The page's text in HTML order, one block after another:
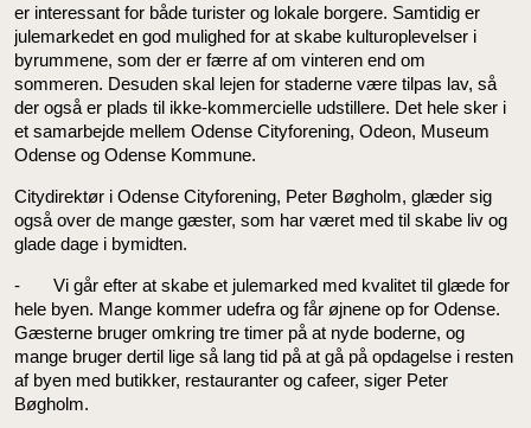
er interessant for både turister og lokale borgere. Samtidig er
julemarkedet en god mulighed for at skabe kulturoplevelser i
byrummene, som der er færre af om vinteren end om
sommeren. Desuden skal lejen for staderne være tilpas lav, så
der også er plads til ikke-kommercielle udstillere. Det hele sker i
et samarbejde mellem Odense Cityforening, Odeon, Museum
Odense og Odense Kommune.
Citydirektør i Odense Cityforening, Peter Bøgholm, glæder sig
også over de mange gæster, som har været med til skabe liv og
glade dage i bymidten.
- Vi går efter at skabe et julemarked med kvalitet til glæde for
hele byen. Mange kommer udefra og får øjnene op for Odense.
Gæsterne bruger omkring tre timer på at nyde boderne, og
mange bruger dertil lige så lang tid på at gå på opdagelse i resten
af byen med butikker, restauranter og cafeer, siger Peter
Bøgholm.